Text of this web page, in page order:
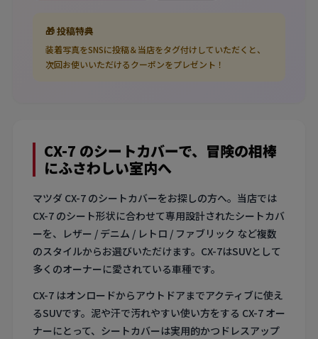
🎁 投稿特典
装着写真をSNSに投稿＆当店をタグ付けしていただくと、
次回お使いいただけるクーポンをプレゼント！
CX-7 のシートカバーで、冒険の相棒
にふさわしい室内へ
マツダ CX-7 のシートカバーをお探しの方へ。当店では
CX-7 のシート形状に合わせて専用設計されたシートカバ
ーを、レザー / デニム / レトロ / ファブリック など複数
のスタイルからお選びいただけます。CX-7はSUVとして
多くのオーナーに愛されている車種です。
CX-7 はオンロードからアウトドアまでアクティブに使え
るSUVです。泥や汗で汚れやすい使い方をする CX-7 オー
ナーにとって、シートカバーは実用的かつドレスアップ